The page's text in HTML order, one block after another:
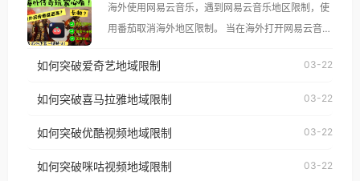
像其他音乐平台一样，出现地区及版权限制问题，且
仅能在中国大陆地区播放。 遇到这个问题的朋友们，
台湾、美国、加拿大、澳大利亚、欧洲等国家和地区
权限制所困扰。
海外使用网易云音乐，遇到网易云音乐地区限制，使
用番茄取消海外地区限制。 当在海外打开网易云音
播放”的提示语。 海外用户如香港、澳门、台湾、美
制问题，且仅能在中国大陆地区播放。 遇到这个问题
户收听网易云音乐地区版权限制」的问题，无论人在
如何突破爱奇艺地域限制 03-22
如何突破喜马拉雅地域限制 03-22
如何突破优酷视频地域限制 03-22
如何突破咪咕视频地域限制 03-22